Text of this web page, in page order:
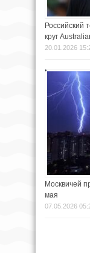
Российский
круг
20.01.2026
Москвичей
мая
07.05.2026